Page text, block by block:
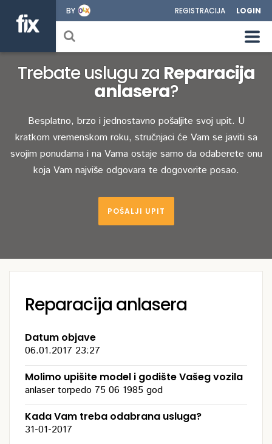
BY REGISTRACIJA LOGIN
Trebate uslugu za Reparacija
anlasera?
Besplatno, brzo i jednostavno pošaljite svoj upit. U
kratkom vremenskom roku, stručnjaci će Vam se javiti sa
svojim ponudama i na Vama ostaje samo da odaberete onu
koja Vam najviše odgovara te dogovorite posao.
POŠALJI UPIT
Reparacija anlasera
Datum objave
06.01.2017 23:27
Molimo upišite model i godište Vašeg vozila
anlaser torpedo 75 06 1985 god
Kada Vam treba odabrana usluga?
31-01-2017